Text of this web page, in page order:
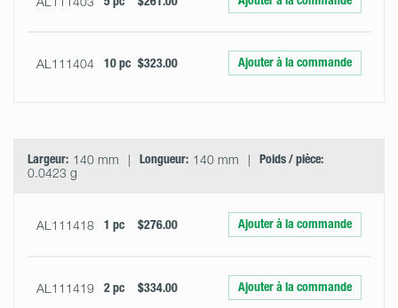
AL111404 10 pc $323.00 Ajouter à la commande
Largeur: 140 mm Longueur: 140 mm
Poids / pièce:
0.0423 g
AL111418 1 pc $276.00 Ajouter à la commande
AL111419 2 pc $334.00 Ajouter à la commande